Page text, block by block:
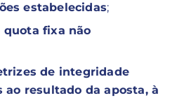
estabelecidas;
fixa não
de integridade
resultado da aposta, à